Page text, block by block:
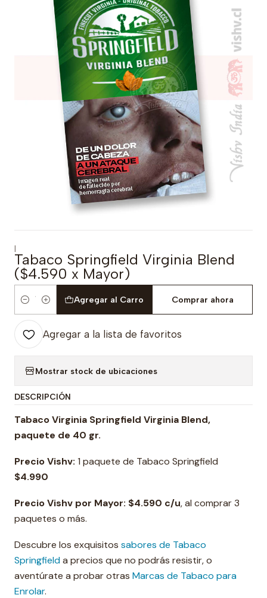
|
Tabaco Springfield Virginia Blend
($4.590 x Mayor)
Cantidad
Agregar al Carro Comprar ahora
Agregar a la lista de favoritos
Mostrar stock de ubicaciones
DESCRIPCIÓN
Tabaco Virginia Springfield Virginia Blend,
paquete de 40 gr.
Precio Vishv: 1 paquete de Tabaco Springfield
$4.990
Precio Vishv por Mayor: $4.590 c/u, al comprar 3
paquetes o más.
Descubre los exquisitos sabores de Tabaco
Springfielda precios que no podrás resistir, o
aventúrate a probar otras Marcas de Tabaco para
Enrolar.